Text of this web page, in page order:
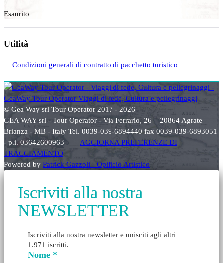
Esaurito
Utilità
Condizioni generali di contratto di pacchetto turistico
© Gea Way srl Tour Operator 2017 - 2026
GEA WAY srl - Tour Operator - Via Ferrario, 26 – 20864 Agrate
Brianza - MB - Italy Tel. 0039-039-6894440 fax 0039-039-6893051
- p.i. 03642600963 | AGGIORNA PREFERENZE DI
TRACCIAMENTO
Powered by Patrick Gazzoli - Opificio Artistico
Iscriviti alla nostra
NEWSLETTER
Iscriviti alla nostra newsletter e unisciti agli altri
1.971 iscritti.
Nome *